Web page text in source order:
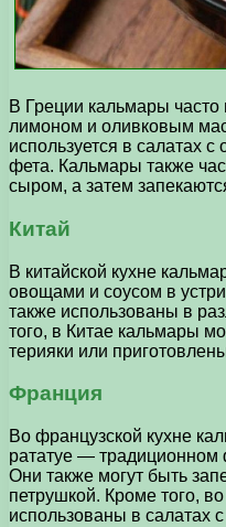
В Греции кальмары часто
лимоном и оливковым
используется в салатах
фета. Кальмары также
сыром, а затем
Китай
В китайской кухне
овощами и соусом в
также использованы в
того, в Китае кальмары
терияки или
Франция
Во французской кухне
рататуе —
Они также могут быть
петрушкой. Кроме того,
использованы в салатах